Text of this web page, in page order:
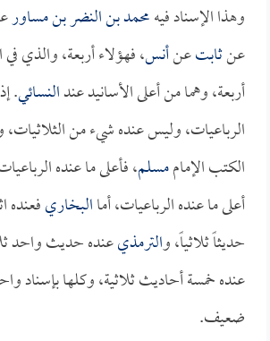
وهذا الإسناد فيهمحمد بن النضر بن مساور
عنثابتعنأنس، فهؤلاء أربعة، والذي
أربعة، وهما من أعلى الأسانيد عندالنسائي.
الرباعيات، وليس عنده شيء من
الكتب الإماممسلم، فأعلى ما عنده
أعلى ما عنده الرباعيات، أماالبخاريفعنده
حديثاً ثلاثياً، والترمذيعنده حديث واحد
عنده خمسة أحاديث ثلاثية، وكلها بإسناد
ضعيف.